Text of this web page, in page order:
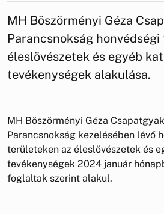
MH Böszörményi Géza
Parancsnokság
éleslövészetek és egyéb
tevékenységek alakulása.
MH Böszörményi Géza
Parancsnokság kezelésében lévő
területeken az éleslövészetek és
tevékenységek 2024 január
foglaltak szerint alakul.